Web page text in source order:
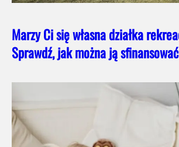
Marzy Ci się własna działka
Sprawdź, jak można ją sfinansować